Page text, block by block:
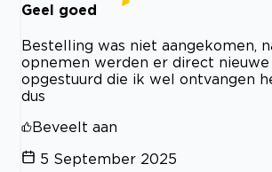
Geel goed
Bestelling was niet aangekomen,
opnemen werden er direct nieuwe
opgestuurd die ik wel ontvangen
dus
Beveelt aan
5 September 2025